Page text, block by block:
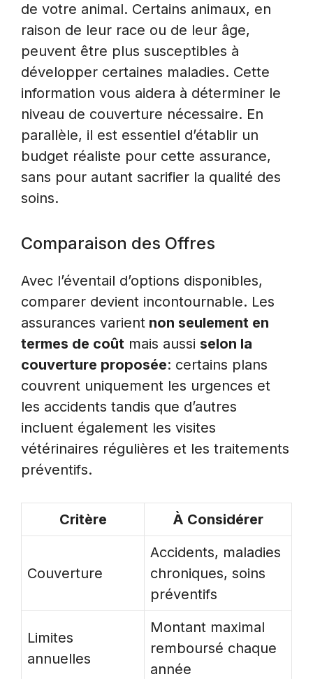
de votre animal. Certains animaux, en
raison de leur race ou de leur âge,
peuvent être plus susceptibles à
développer certaines maladies. Cette
information vous aidera à déterminer le
niveau de couverture nécessaire. En
parallèle, il est essentiel d’établir un
budget réaliste pour cette assurance,
sans pour autant sacrifier la qualité des
soins.
Comparaison des Offres
Avec l’éventail d’options disponibles,
comparer devient incontournable. Les
assurances varient non seulement en
termes de coût mais aussi selon la
couverture proposée: certains plans
couvrent uniquement les urgences et
les accidents tandis que d’autres
incluent également les visites
vétérinaires régulières et les traitements
préventifs.
Critère À Considérer
Couverture
Accidents, maladies
chroniques, soins
préventifs
Limites
annuelles
Montant maximal
remboursé chaque
année